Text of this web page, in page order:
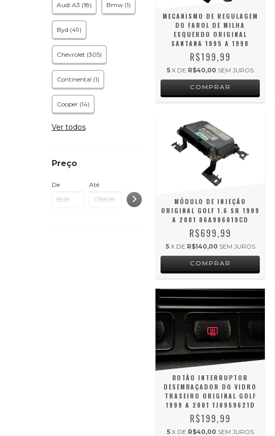
Audi A3 (18) Bmw (1)
Byd (49)
Chevrolet (305)
Continental (1)
Cooper (14)
Ver todos
Preço
De Até
MECANISMO DE REGULAGEM
DO FAROL DE MILHA
ESQUERDO ORIGINAL
SANTANA 1995 A 1998
R$199,99
5 X DE R$40,00 SEM JUROS
MÓDULO DE INJEÇÃO
ORIGINAL GOLF 1.6 SR 1999
A 2001 06A906019CD
R$699,99
5 X DE R$140,00 SEM JUROS
BOTÃO INTERRUPTOR
DESEMBAÇADOR DO VIDRO
TRASEIRO ORIGINAL GOLF
1999 A 2001 1J0959621D
R$199,99
5 X DE R$40,00 SEM JUROS